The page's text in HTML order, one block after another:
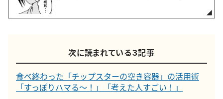
次に読まれている３記事
食べ終わった「チップスターの空き容器」の活用術
「すっぽりハマる～！」「考えた人すごい！」